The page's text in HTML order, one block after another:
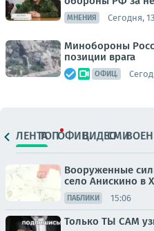
МНЕНИЯ Сегодня,
Минобороны
позиции врага
ОФИЦ.
ЛЕНТАТОПОФИЦ.ВИДЕОСМИ
Вооруженные
село Анискино в
ПАБЛИКИ 15:06
Только ТЫ САМ